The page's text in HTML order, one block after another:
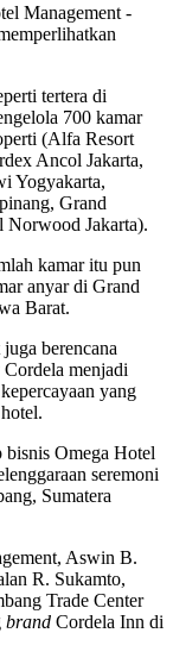
Management -
tertera di
700 kamar
(Alfa Resort
Ancol Jakarta,
Yogyakarta,
Grand
Norwood Jakarta).
kamar itu pun
anyar di Grand
Barat.
berencana
menjadi
yang
bisnis Omega Hotel
seremoni
Sumatera
Aswin B.
R. Sukamto,
Trade Center
brand Cordela Inn di